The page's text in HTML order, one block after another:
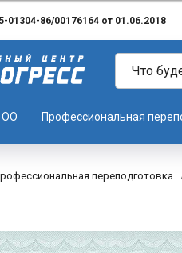
01304-86/00176164 от 01.06.2018
ОО Профессиональная
переподготовка